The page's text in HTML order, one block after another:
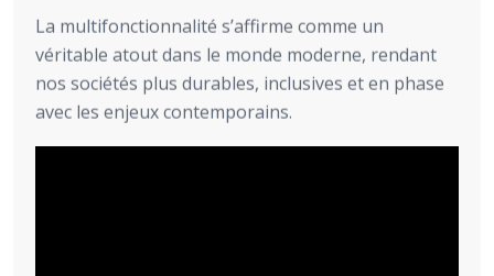
La multifonctionnalité s’affirme comme un
véritable atout dans le monde moderne, rendant
nos sociétés plus durables, inclusives et en phase
avec les enjeux contemporains.